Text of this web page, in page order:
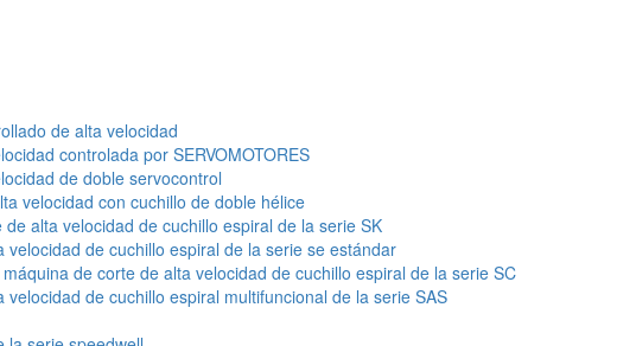
de alta velocidad
controlada por SERVOMOTORES
de doble servocontrol
velocidad con cuchillo de doble hélice
alta velocidad de cuchillo espiral de la serie SK
velocidad de cuchillo espiral de la serie se estándar
de corte de alta velocidad de cuchillo espiral de la serie SC
velocidad de cuchillo espiral multifuncional de la serie SAS